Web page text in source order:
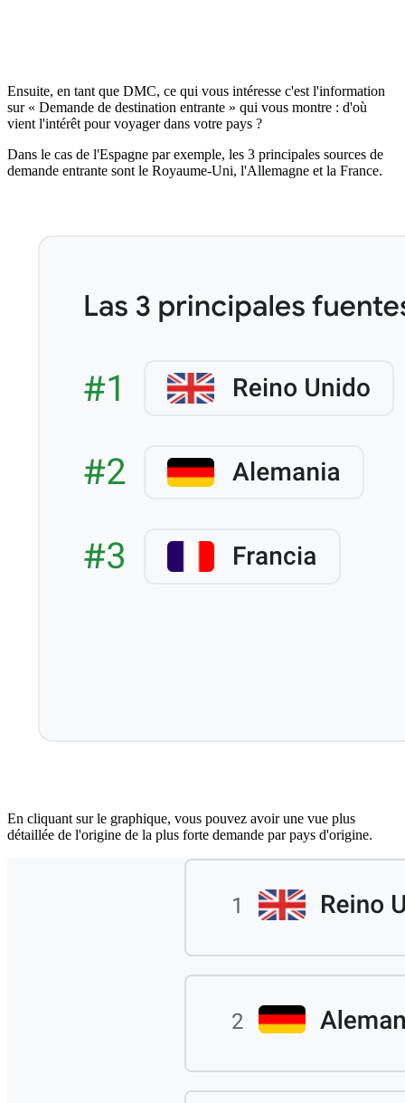
Ensuite, en tant que DMC, ce qui vous intéresse c'est l'information
sur « Demande de destination entrante » qui vous montre : d'où
vient l'intérêt pour voyager dans votre pays ?
Dans le cas de l'Espagne par exemple, les 3 principales sources de
demande entrante sont le Royaume-Uni, l'Allemagne et la France.
En cliquant sur le graphique, vous pouvez avoir une vue plus
détaillée de l'origine de la plus forte demande par pays d'origine.